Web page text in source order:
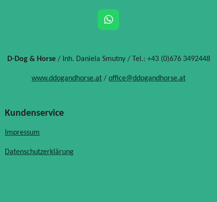
W
s
p
D-Dog & Horse/ Inh. Daniela Smutny / Tel.: +43 (0)676 3492448
www.ddogandhorse.at / office@ddogandhorse.at
Kundenservice
Impressum
Datenschutzerklärung